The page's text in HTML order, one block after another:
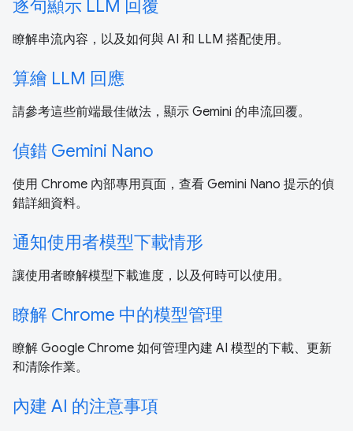
逐句顯示 LLM 回覆
瞭解串流內容，以及如何與 AI 和 LLM 搭配使用。
算繪 LLM 回應
請參考這些前端最佳做法，顯示 Gemini 的串流回覆。
偵錯 Gemini Nano
使用 Chrome 內部專用頁面，查看 Gemini Nano 提示的偵
錯詳細資料。
通知使用者模型下載情形
讓使用者瞭解模型下載進度，以及何時可以使用。
瞭解 Chrome 中的模型管理
瞭解 Google Chrome 如何管理內建 AI 模型的下載、更新
和清除作業。
內建 AI 的注意事項